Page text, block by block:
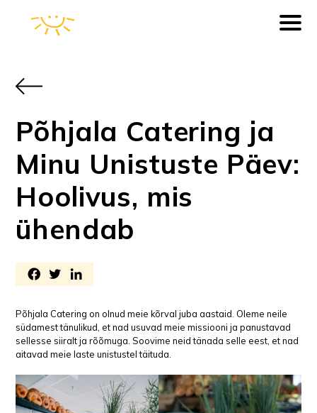
Põhjala Catering ja
Minu Unistuste Päev:
Hoolivus, mis
ühendab
Põhjala Catering on olnud meie kõrval juba aastaid. Oleme neile
südamest tänulikud, et nad usuvad meie missiooni ja panustavad
sellesse siiralt ja rõõmuga. Soovime neid tänada selle eest, et nad
aitavad meie laste unistustel täituda.